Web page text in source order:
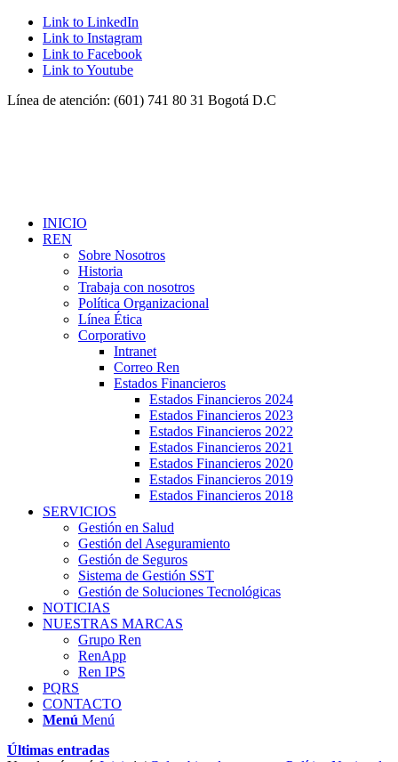
Link to LinkedIn
Link to Instagram
Link to Facebook
Link to Youtube
Línea de atención: (601) 741 80 31 Bogotá D.C
INICIO
REN
Sobre Nosotros
Historia
Trabaja con nosotros
Política Organizacional
Línea Ética
Corporativo
Intranet
Correo Ren
Estados Financieros
Estados Financieros 2024
Estados Financieros 2023
Estados Financieros 2022
Estados Financieros 2021
Estados Financieros 2020
Estados Financieros 2019
Estados Financieros 2018
SERVICIOS
Gestión en Salud
Gestión del Aseguramiento
Gestión de Seguros
Sistema de Gestión SST
Gestión de Soluciones Tecnológicas
NOTICIAS
NUESTRAS MARCAS
Grupo Ren
RenApp
Ren IPS
PQRS
CONTACTO
Menú Menú
Últimas entradas